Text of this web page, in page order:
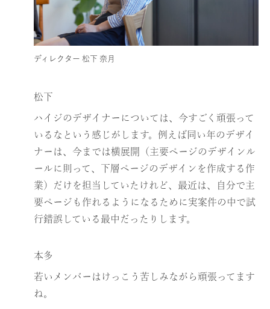
ディレクター 松下 奈月
松下
ハイジのデザイナーについては、今すごく頑張って
いるなという感じがします。例えば同い年のデザイ
ナーは、今までは横展開（主要ページのデザインル
ールに則って、下層ページのデザインを作成する作
業）だけを担当していたけれど、最近は、自分で主
要ページも作れるようになるために実案件の中で試
行錯誤している最中だったりします。
本多
若いメンバーはけっこう苦しみながら頑張ってます
ね。